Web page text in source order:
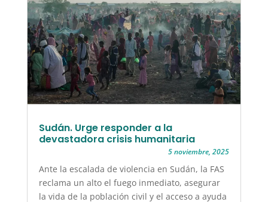
Sudán. Urge responder a la
devastadora crisis humanitaria
5 noviembre, 2025
Ante la escalada de violencia en Sudán, la FAS
reclama un alto el fuego inmediato, asegurar
la vida de la población civil y el acceso a ayuda